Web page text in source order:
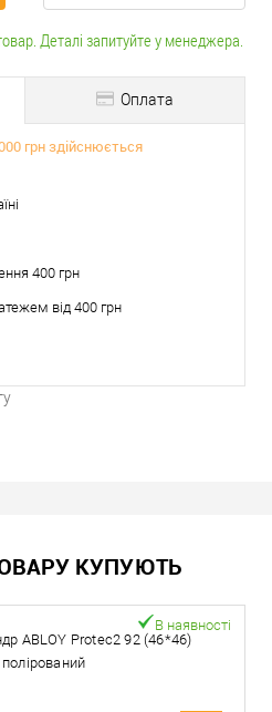
Деталі запитуйте у менеджера.
Оплата
грн здійснюється
400 грн
від 400 грн
КУПУЮТЬ
ABLOY Protec2 92 (46*46)
В наявності